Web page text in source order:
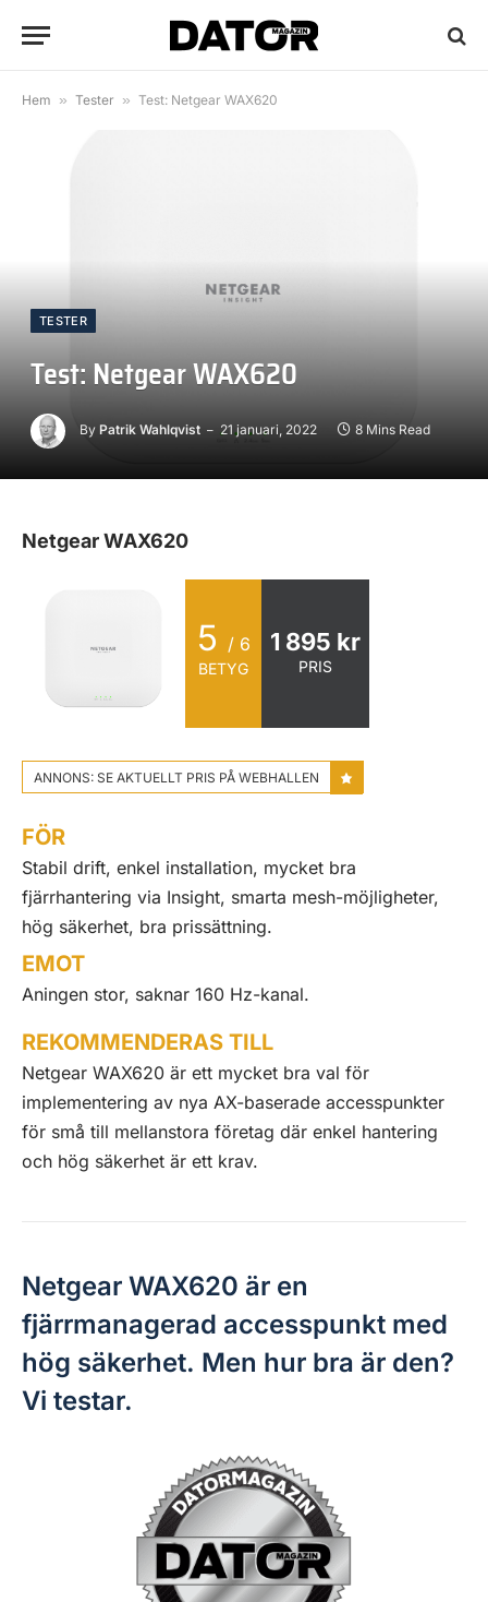
Hem » Tester » Test: Netgear WAX620
TESTER
Test: Netgear WAX620
By Patrik Wahlqvist 21 januari, 2022 8 Mins Read
Netgear WAX620
5 / 6
BETYG
1 895 kr
PRIS
ANNONS: SE AKTUELLT PRIS PÅ WEBHALLEN
FÖR
Stabil drift, enkel installation, mycket bra
fjärrhantering via Insight, smarta mesh-möjligheter,
hög säkerhet, bra prissättning.
EMOT
Aningen stor, saknar 160 Hz-kanal.
REKOMMENDERAS TILL
Netgear WAX620 är ett mycket bra val för
implementering av nya AX-baserade accesspunkter
för små till mellanstora företag där enkel hantering
och hög säkerhet är ett krav.
Netgear WAX620 är en
fjärrmanagerad accesspunkt med
hög säkerhet. Men hur bra är den?
Vi testar.